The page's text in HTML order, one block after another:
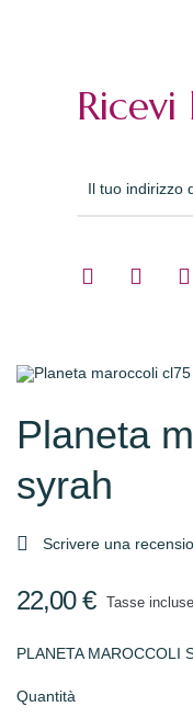
Planeta
syrah
 Scrivere una
22,00 € Tasse incluse
PLANETA MAROCCOLI
Quantità